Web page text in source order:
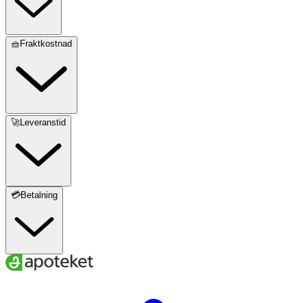
🧺Fraktkostnad
🚀Leveranstid
💳Betalning